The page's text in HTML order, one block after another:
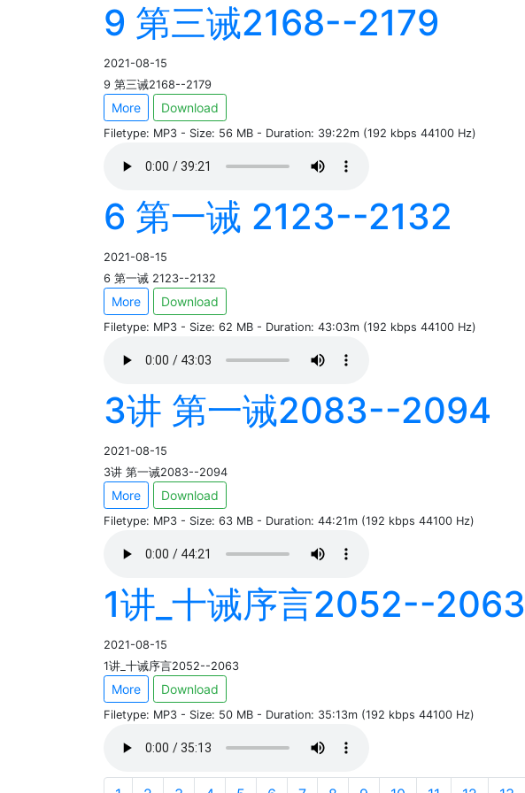
9 第三诫2168--2179
2021-08-15
9 第三诫2168--2179
More Download
Filetype: MP3 - Size: 56 MB - Duration: 39:22m (192 kbps 44100 Hz)
6 第一诫 2123--2132
2021-08-15
6 第一诫 2123--2132
More Download
Filetype: MP3 - Size: 62 MB - Duration: 43:03m (192 kbps 44100 Hz)
3讲 第一诫2083--2094
2021-08-15
3讲 第一诫2083--2094
More Download
Filetype: MP3 - Size: 63 MB - Duration: 44:21m (192 kbps 44100 Hz)
1讲_十诫序言2052--2063
2021-08-15
1讲_十诫序言2052--2063
More Download
Filetype: MP3 - Size: 50 MB - Duration: 35:13m (192 kbps 44100 Hz)